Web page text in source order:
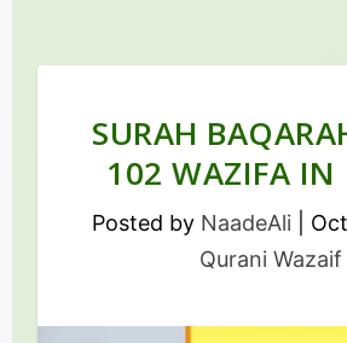
SURAH
102 WAZIFA IN
Posted by NaadeAli
Qurani Wazaif